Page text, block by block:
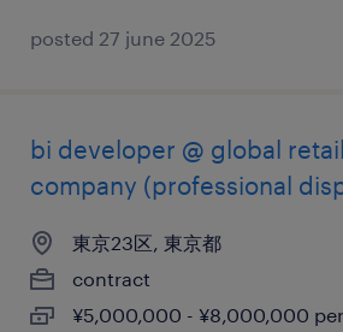
posted 27 june 2025
bi developer @ global
company (professional
東京23区, 東京都
contract
¥5,000,000 - ¥8,000,000 per